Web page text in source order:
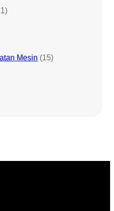
Mesin (15)